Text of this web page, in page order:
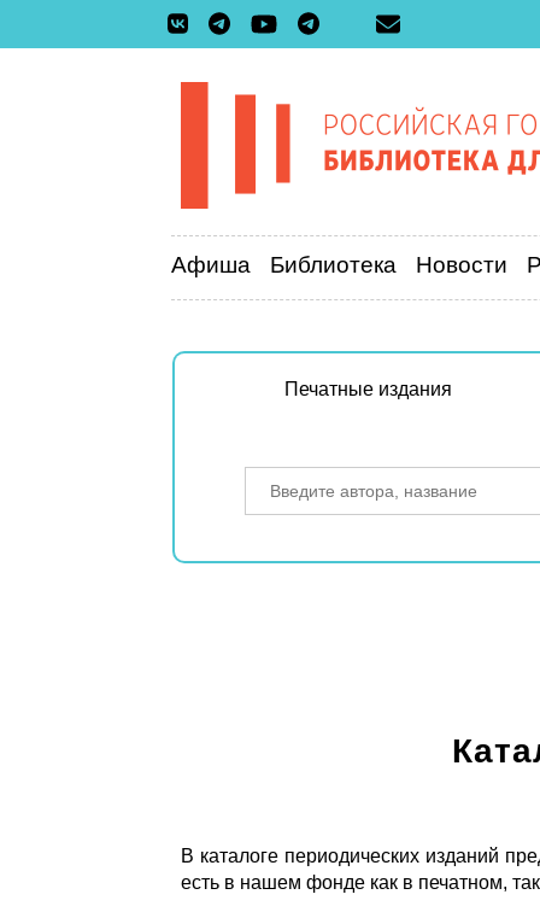
Афиша Библиотека Новости
Печатные издания
В каталоге периодических изданий
есть в нашем фонде как в печатном,